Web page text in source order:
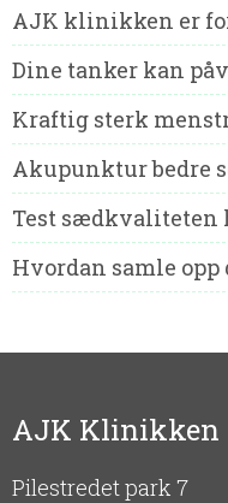
AJK klinikken er
Dine tanker kan
Kraftig sterk
Akupunktur bedre
Test sædkvaliteten
Hvordan samle
AJK Klinikken
Pilestredet park 7